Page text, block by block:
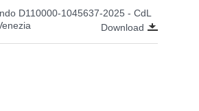
D110000-1045637-2025 - CdL
Download